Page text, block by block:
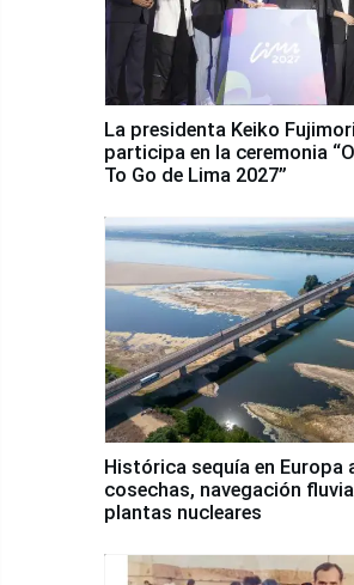
La presidenta Keiko
participa en la ceremonia
To Go de Lima 2027”
Histórica sequía en Europa
cosechas, navegación
plantas nucleares